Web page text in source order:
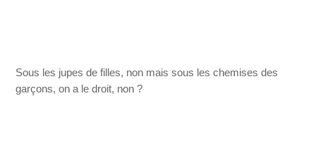
Sous les jupes de filles, non mais sous les chemises des
garçons, on a le droit, non ?